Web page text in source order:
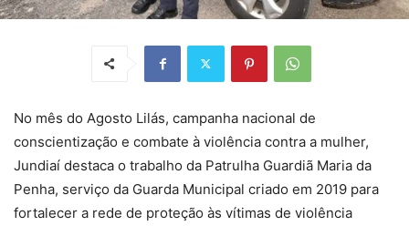
No mês do Agosto Lilás, campanha nacional de
conscientização e combate à violência contra a mulher,
Jundiaí destaca o trabalho da Patrulha Guardiã Maria da
Penha, serviço da Guarda Municipal criado em 2019 para
fortalecer a rede de proteção às vítimas de violência